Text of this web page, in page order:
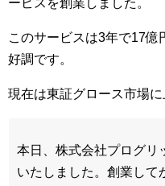
このサービスは3年で17億
好調です。
現在は東証グロース市場に
本日、株式会社プログリ
いたしました。創業して